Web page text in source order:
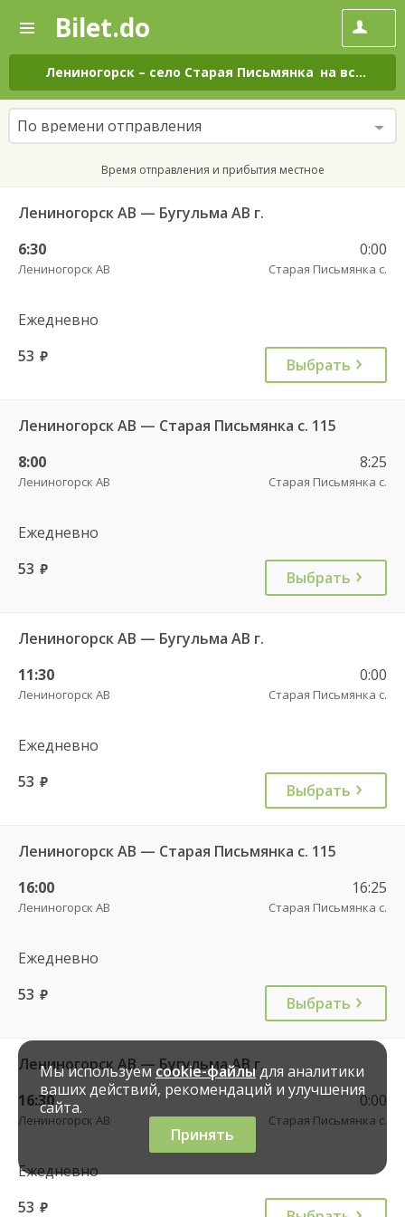
—
Поиск
и
покупка
билетов
на
автобус
онлайн
Bilet.do
Лениногорск – село Старая Письмянка на все дни
По времени отправления
Время отправления и прибытия местное
Лениногорск АВ — Бугульма АВ г.
6:30
Лениногорск АВ
0:00
Старая Письмянка с.
Ежедневно
53 руб. Выбрать
Лениногорск АВ — Старая Письмянка с. 115
8:00
Лениногорск АВ
8:25
Старая Письмянка с.
Ежедневно
53 руб. Выбрать
Лениногорск АВ — Бугульма АВ г.
11:30
Лениногорск АВ
0:00
Старая Письмянка с.
Ежедневно
53 руб. Выбрать
Лениногорск АВ — Старая Письмянка с. 115
16:00
Лениногорск АВ
16:25
Старая Письмянка с.
Ежедневно
53 руб. Выбрать
Лениногорск АВ — Бугульма АВ г.
16:30
Лениногорск АВ
0:00
Старая Письмянка с.
Ежедневно
53 руб.
Мы используемcookie-файлыдля аналитики
ваших действий, рекомендаций и улучшения
сайта.
Принять